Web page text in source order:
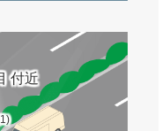
付近